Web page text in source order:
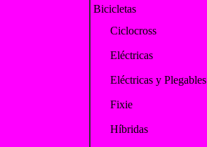
Bicicletas
Ciclocross
Eléctricas
Eléctricas y Plegables
Fixie
Híbridas